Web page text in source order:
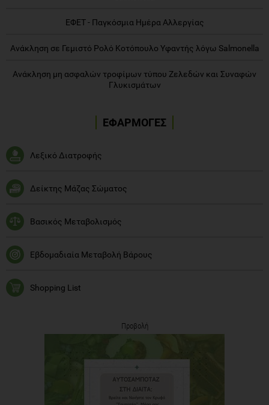
ΕΦΕΤ - Παγκόσμια Ημέρα Αλλεργίας
Ανάκληση σε Γεμιστό Ρολό Κοτόπουλο Υφαντής λόγω Salmonella
Ανάκληση μη ασφαλών τροφίμων τύπου Ζελεδών και Συναφών
Γλυκισμάτων
ΕΦΑΡΜΟΓΕΣ
Λεξικό Διατροφής
Δείκτης Μάζας Σώματος
Βασικός Μεταβολισμός
Εβδομαδιαία Μεταβολή Βάρους
Shopping List
Προβολή